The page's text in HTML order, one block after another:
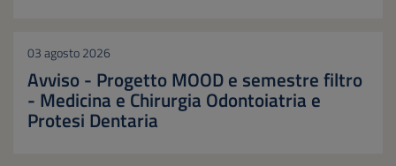
03 agosto 2026
Avviso - Progetto MOOD e semestre filtro
- Medicina e Chirurgia Odontoiatria e
Protesi Dentaria